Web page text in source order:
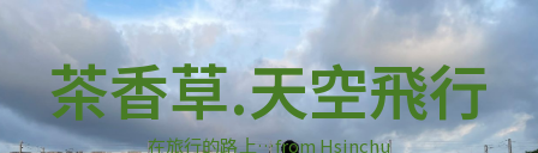
茶香草.天空飛行
在旅行的路上…from Hsinchu